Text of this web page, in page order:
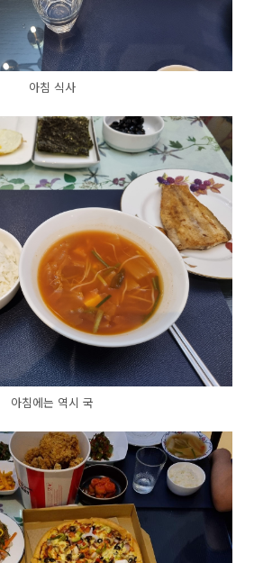
아침 식사
아침에는 역시 국